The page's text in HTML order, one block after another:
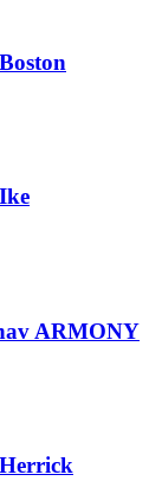
ARMONY